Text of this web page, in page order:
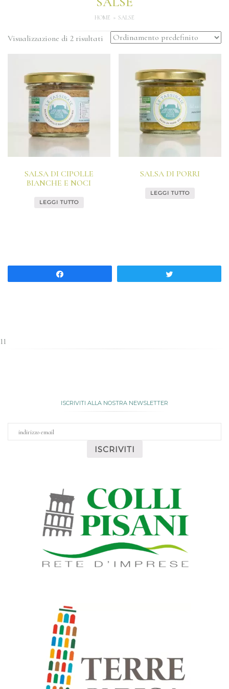
HOME SALSE
Visualizzazione di 2 risultati
SALSA DI CIPOLLE
BIANCHE E NOCI
LEGGI TUTTO
SALSA DI PORRI
LEGGI TUTTO
11
ISCRIVITI ALLA NOSTRA NEWSLETTER